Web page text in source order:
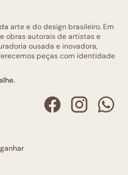
arte e do design brasileiro. Em
obras autorais de artistas e
ousada e inovadora,
peças com identidade